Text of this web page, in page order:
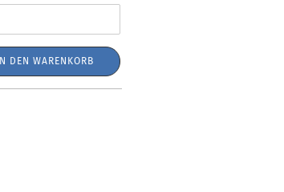
IN DEN WARENKORB